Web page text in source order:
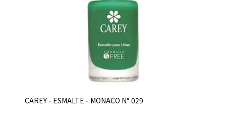
CAREY - ESMALTE - MONACO N° 029